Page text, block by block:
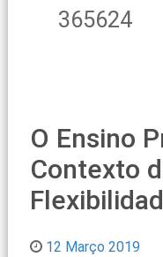
365624
O Ensino
Contexto
12 Março 2019